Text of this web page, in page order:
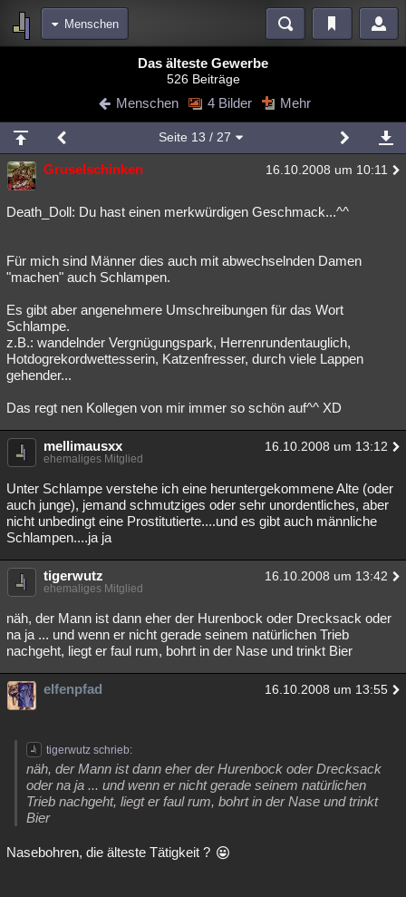
Menschen
Blogs Videos
Chat Wiki Neuigkeiten
meine Rubriken
Menschen Wissenschaft Mystery Kriminalfälle
Spiritualität Verschwörungen Technologie Ufologie
weitere Rubriken
Astronomie Helpdesk Gruppen Gaming Filme
Musik English
Lesenswert Schlüsselwörter
Das älteste Gewerbe
526 Beiträge
Menschen 4 Bilder Mehr
Seite 13 / 27
Gruselschinken 16.10.2008 um 10:11
Death_Doll: Du hast einen merkwürdigen Geschmack...^^
Für mich sind Männer dies auch mit abwechselnden Damen
"machen" auch Schlampen.
Es gibt aber angenehmere Umschreibungen für das Wort
Schlampe.
z.B.: wandelnder Vergnügungspark, Herrenrundentauglich,
Hotdogrekordwettesserin, Katzenfresser, durch viele Lappen
gehender...
Das regt nen Kollegen von mir immer so schön auf^^ XD
mellimausxx 16.10.2008 um 13:12
ehemaliges Mitglied
Unter Schlampe verstehe ich eine heruntergekommene Alte (oder
auch junge), jemand schmutziges oder sehr unordentliches, aber
nicht unbedingt eine Prostitutierte....und es gibt auch männliche
Schlampen....ja ja
tigerwutz 16.10.2008 um 13:42
ehemaliges Mitglied
näh, der Mann ist dann eher der Hurenbock oder Drecksack oder
na ja ... und wenn er nicht gerade seinem natürlichen Trieb
nachgeht, liegt er faul rum, bohrt in der Nase und trinkt Bier
elfenpfad 16.10.2008 um 13:55
tigerwutz schrieb:
näh, der Mann ist dann eher der Hurenbock oder Drecksack
oder na ja ... und wenn er nicht gerade seinem natürlichen
Trieb nachgeht, liegt er faul rum, bohrt in der Nase und trinkt
Bier
Nasebohren, die älteste Tätigkeit ?